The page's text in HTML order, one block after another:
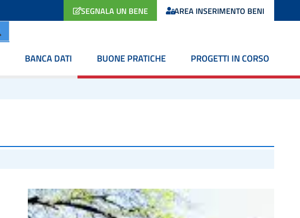
SEGNALA UN BENE AREA INSERIMENTO BENI
BANCA DATI BUONE PRATICHE PROGETTI IN CORSO